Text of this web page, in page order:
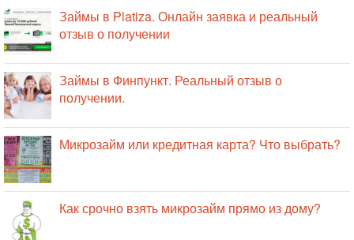
Займы в Platiza. Онлайн заявка и реальный
отзыв о получении
Займы в Финпункт. Реальный отзыв о
получении.
Микрозайм или кредитная карта? Что выбрать?
Как срочно взять микрозайм прямо из дому?